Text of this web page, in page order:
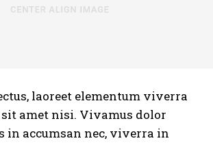
laoreet elementum viverra
sit amet nisi. Vivamus dolor
in accumsan nec, viverra in